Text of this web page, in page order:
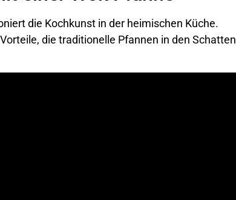
die Kochkunst in der heimischen Küche.
die traditionelle Pfannen in den Schatten